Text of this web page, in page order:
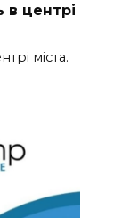
в центрі
міста.